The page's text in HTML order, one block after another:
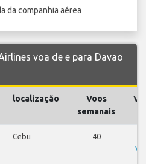
da companhia aérea
voa de e para Davao
localização
Voos
semanais
Cebu 40